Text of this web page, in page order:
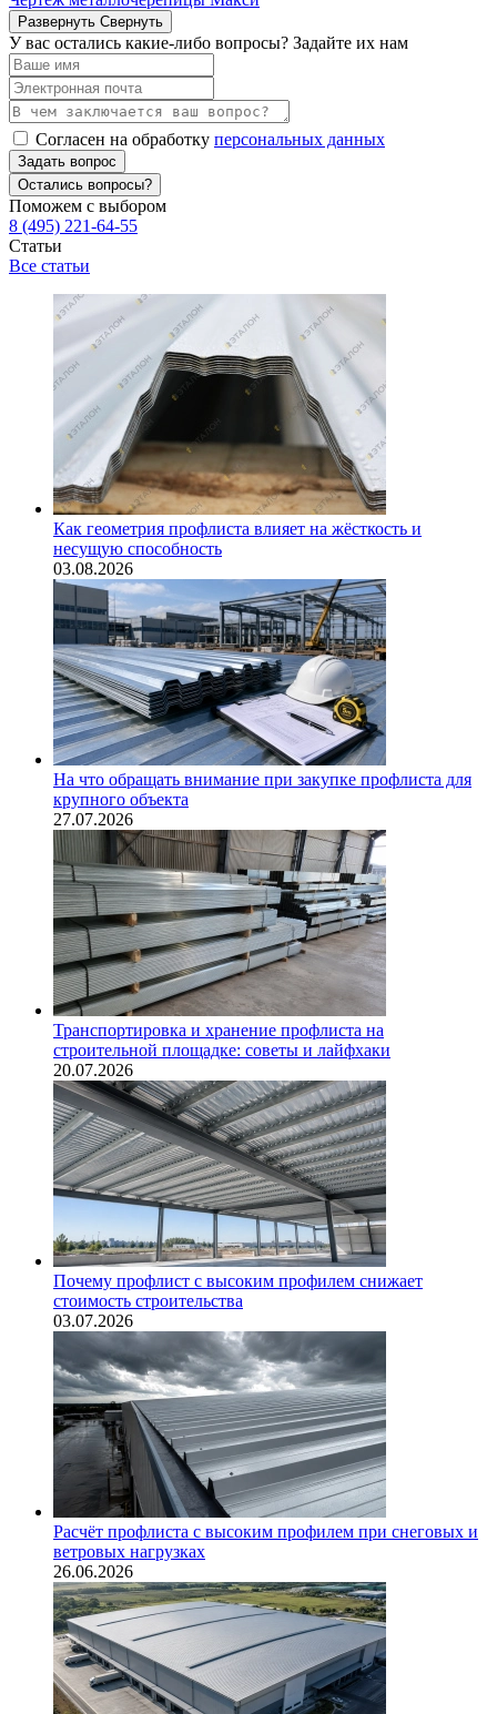
Развернуть Свернуть
У вас остались какие-либо вопросы? Задайте их нам
Согласен на обработку персональных данных
Задать вопрос
Остались вопросы?
Поможем с выбором
8 (495) 221-64-55
Статьи
Все статьи
Как геометрия профлиста влияет на жёсткость и
несущую способность
03.08.2026
На что обращать внимание при закупке профлиста для
крупного объекта
27.07.2026
Транспортировка и хранение профлиста на
строительной площадке: советы и лайфхаки
20.07.2026
Почему профлист с высоким профилем снижает
стоимость строительства
03.07.2026
Расчёт профлиста с высоким профилем при снеговых и
ветровых нагрузках
26.06.2026